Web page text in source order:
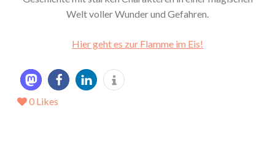
Welt voller Wunder und Gefahren.
Hier geht es zur Flamme im Eis!
0 Likes